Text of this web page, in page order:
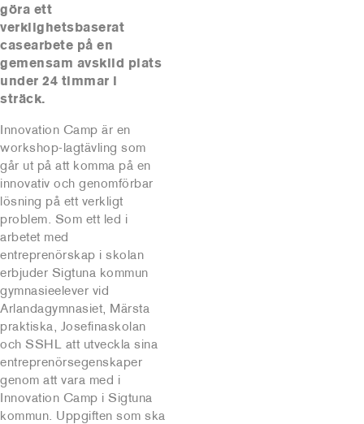
göra ett
verklighetsbaserat
casearbete på en
gemensam avskild plats
under 24 timmar i
sträck.
Innovation Camp är en
workshop-lagtävling som
går ut på att komma på en
innovativ och genomförbar
lösning på ett verkligt
problem. Som ett led i
arbetet med
entreprenörskap i skolan
erbjuder Sigtuna kommun
gymnasieelever vid
Arlandagymnasiet, Märsta
praktiska, Josefinaskolan
och SSHL att utveckla sina
entreprenörsegenskaper
genom att vara med i
Innovation Camp i Sigtuna
kommun. Uppgiften som ska